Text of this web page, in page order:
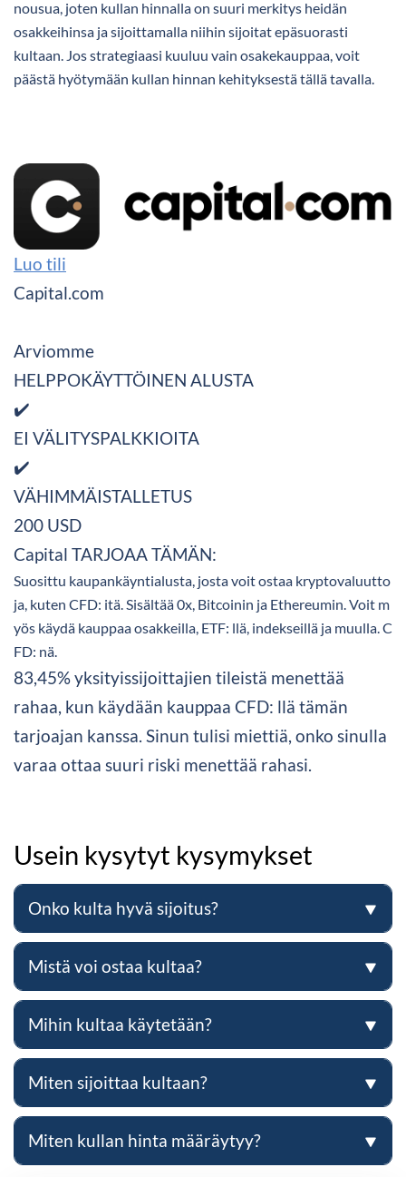
nousua, joten kullan hinnalla on suuri merkitys heidän
osakkeihinsa ja sijoittamalla niihin sijoitat epäsuorasti
kultaan. Jos strategiaasi kuuluu vain osakekauppaa, voit
päästä hyötymään kullan hinnan kehityksestä tällä tavalla.
Luo tili
Capital.com
Arviomme
HELPPOKÄYTTÖINEN ALUSTA
✔️
EI VÄLITYSPALKKIOITA
✔️
VÄHIMMÄISTALLETUS
200 USD
Capital TARJOAA TÄMÄN:
Suosittu kaupankäyntialusta, josta voit ostaa kryptovaluutto
ja, kuten CFD: itä. Sisältää 0x, Bitcoinin ja Ethereumin. Voit m
yös käydä kauppaa osakkeilla, ETF: llä, indekseillä ja muulla. C
FD: nä.
83,45% yksityissijoittajien tileistä menettää
rahaa, kun käydään kauppaa CFD: llä tämän
tarjoajan kanssa. Sinun tulisi miettiä, onko sinulla
varaa ottaa suuri riski menettää rahasi.
Usein kysytyt kysymykset
Onko kulta hyvä sijoitus?
Mistä voi ostaa kultaa?
Mihin kultaa käytetään?
Miten sijoittaa kultaan?
Miten kullan hinta määräytyy?